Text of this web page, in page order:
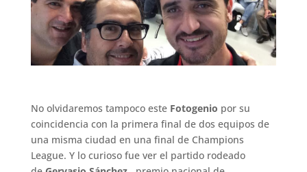
No olvidaremos tampoco este Fotogenio por su
coincidencia con la primera final de dos equipos de
una misma ciudad en una final de Champions
League. Y lo curioso fue ver el partido rodeado